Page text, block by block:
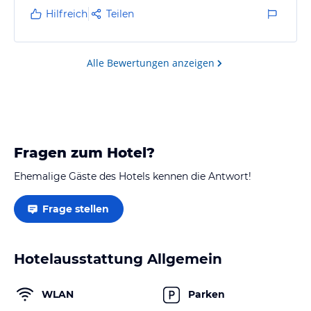
hatten war ein "continental" Frühstück mit inbegriffen,
was aber für deutsche Verhältnisse spärlich ist, eben
Continental. Die Gäste waren gemischt von jung bis
alt, Familien und Paare. Davon waren die meisten…
Hilfreich Teilen
Alle Bewertungen anzeigen
Fragen zum Hotel?
Ehemalige Gäste des Hotels kennen die Antwort!
Frage stellen
Hotelausstattung Allgemein
WLAN Parken